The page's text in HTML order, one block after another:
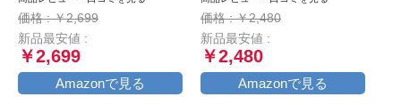
マートフォンホルダー, ミ
ラーマウント付き,バイク用
携帯ホルダー,原付 スマホ
ホルダー, motorcycle
phone mount, 360度回転,
振動吸収, iPhone15 15Plus
価格 : ￥2,699
新品最安値 :
￥2,699
Amazonで見る
径)22mm×1200ｍｍ 頑丈
盗難防止 鍵3本セット (ブ
ラック)
価格 : ￥2,480
新品最安値 :
￥2,480
Amazonで見る